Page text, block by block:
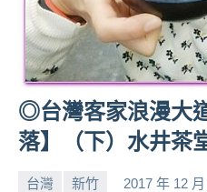
◎台灣客家浪漫大
落】（下）水井茶
台灣 新竹 2017 年 12 月